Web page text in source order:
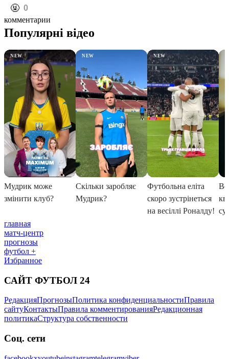
️🤬 0
комментарии
главная
матч-центр
прогнозы
футбол +
Избранное
САЙТ ФУТБОЛ 24
РедакцияПрогнозыПолитика конфиденциальностиПравила
сайтуКонтактыПравила комментированияРедакционная
политикаСтруктура собственности
Соц. сети